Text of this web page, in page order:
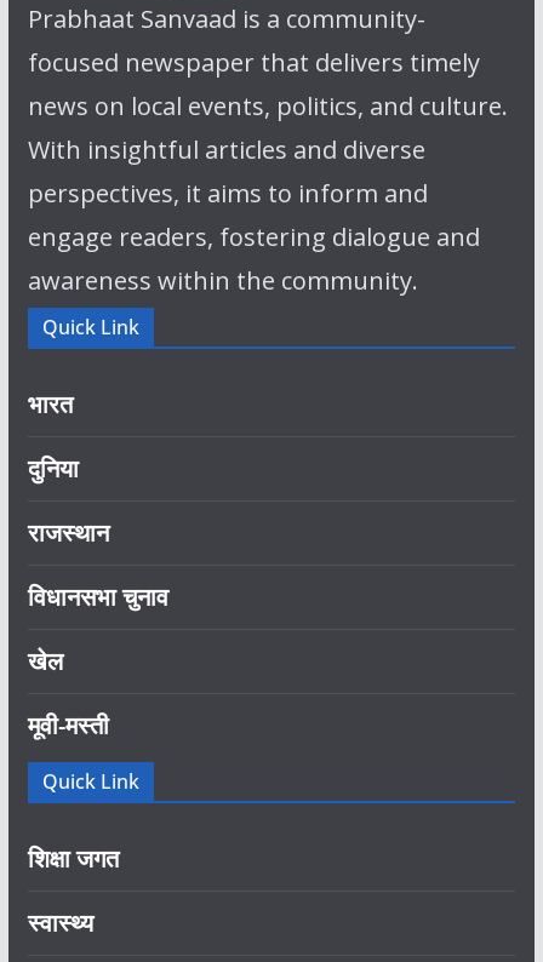
Prabhaat Sanvaad is a community-
focused newspaper that delivers timely
news on local events, politics, and culture.
With insightful articles and diverse
perspectives, it aims to inform and
engage readers, fostering dialogue and
awareness within the community.
Quick Link
भारत
दुनिया
राजस्थान
विधानसभा चुनाव
खेल
मूवी-मस्ती
Quick Link
शिक्षा जगत
स्वास्थ्य